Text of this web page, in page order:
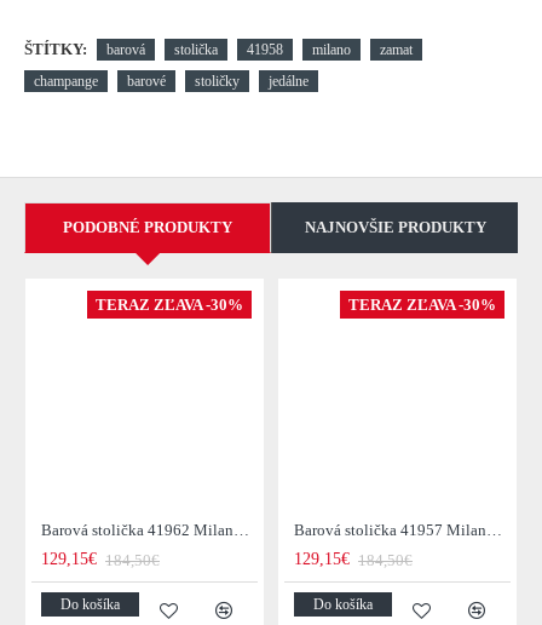
ŠTÍTKY: barová stolička 41958 milano
zamat
champange
barové stoličky jedálne
PODOBNÉ PRODUKTY NAJNOVŠIE PRODUKTY
TERAZ ZĽAVA -30%
Barová stolička 41962 Milano Zamat Hnedá
129,15€ 184,50€
Do košíka
TERAZ ZĽAVA -30%
Barová stolička 41957 Milano Zamat Šedá
129,15€ 184,50€
Do košíka